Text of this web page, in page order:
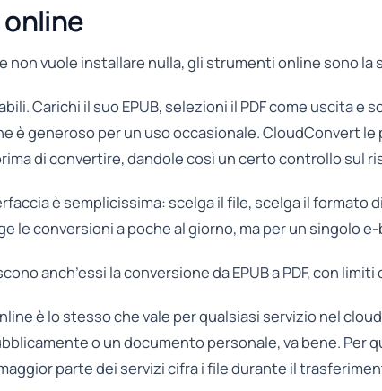
non vuole installare nulla, gli strumenti online sono la
Carichi il suo EPUB, selezioni il PDF come uscita e
è generoso per un uso occasionale. CloudConvert
di convertire, dandole così un certo controllo sul
è semplicissima: scelga il file, scelga il formato
le conversioni a poche al giorno, ma per un singolo
anch’essi la conversione da EPUB a PDF, con
è lo stesso che vale per qualsiasi servizio nel
o un documento personale, va bene. Per
parte dei servizi cifra i file durante il